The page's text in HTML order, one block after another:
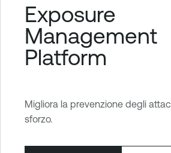
Exposure
Management
Platform
Migliora la prevenzione degli
sforzo.